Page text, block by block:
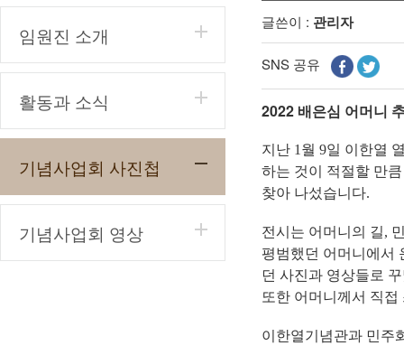
임원진 소개
활동과 소식
기념사업회 사진첩
기념사업회 영상
글쓴이 : 관리자
SNS 공유
2022 배은심 어머니
지난 1 월 9일 이한열
하는 것이 적절할 만
찾아 나섰습니다.
전시는 어머니의 길,
평범했던 어머니에서
던 사진과 영상들로
또한 어머니께서 직
이한열기념관과 민주